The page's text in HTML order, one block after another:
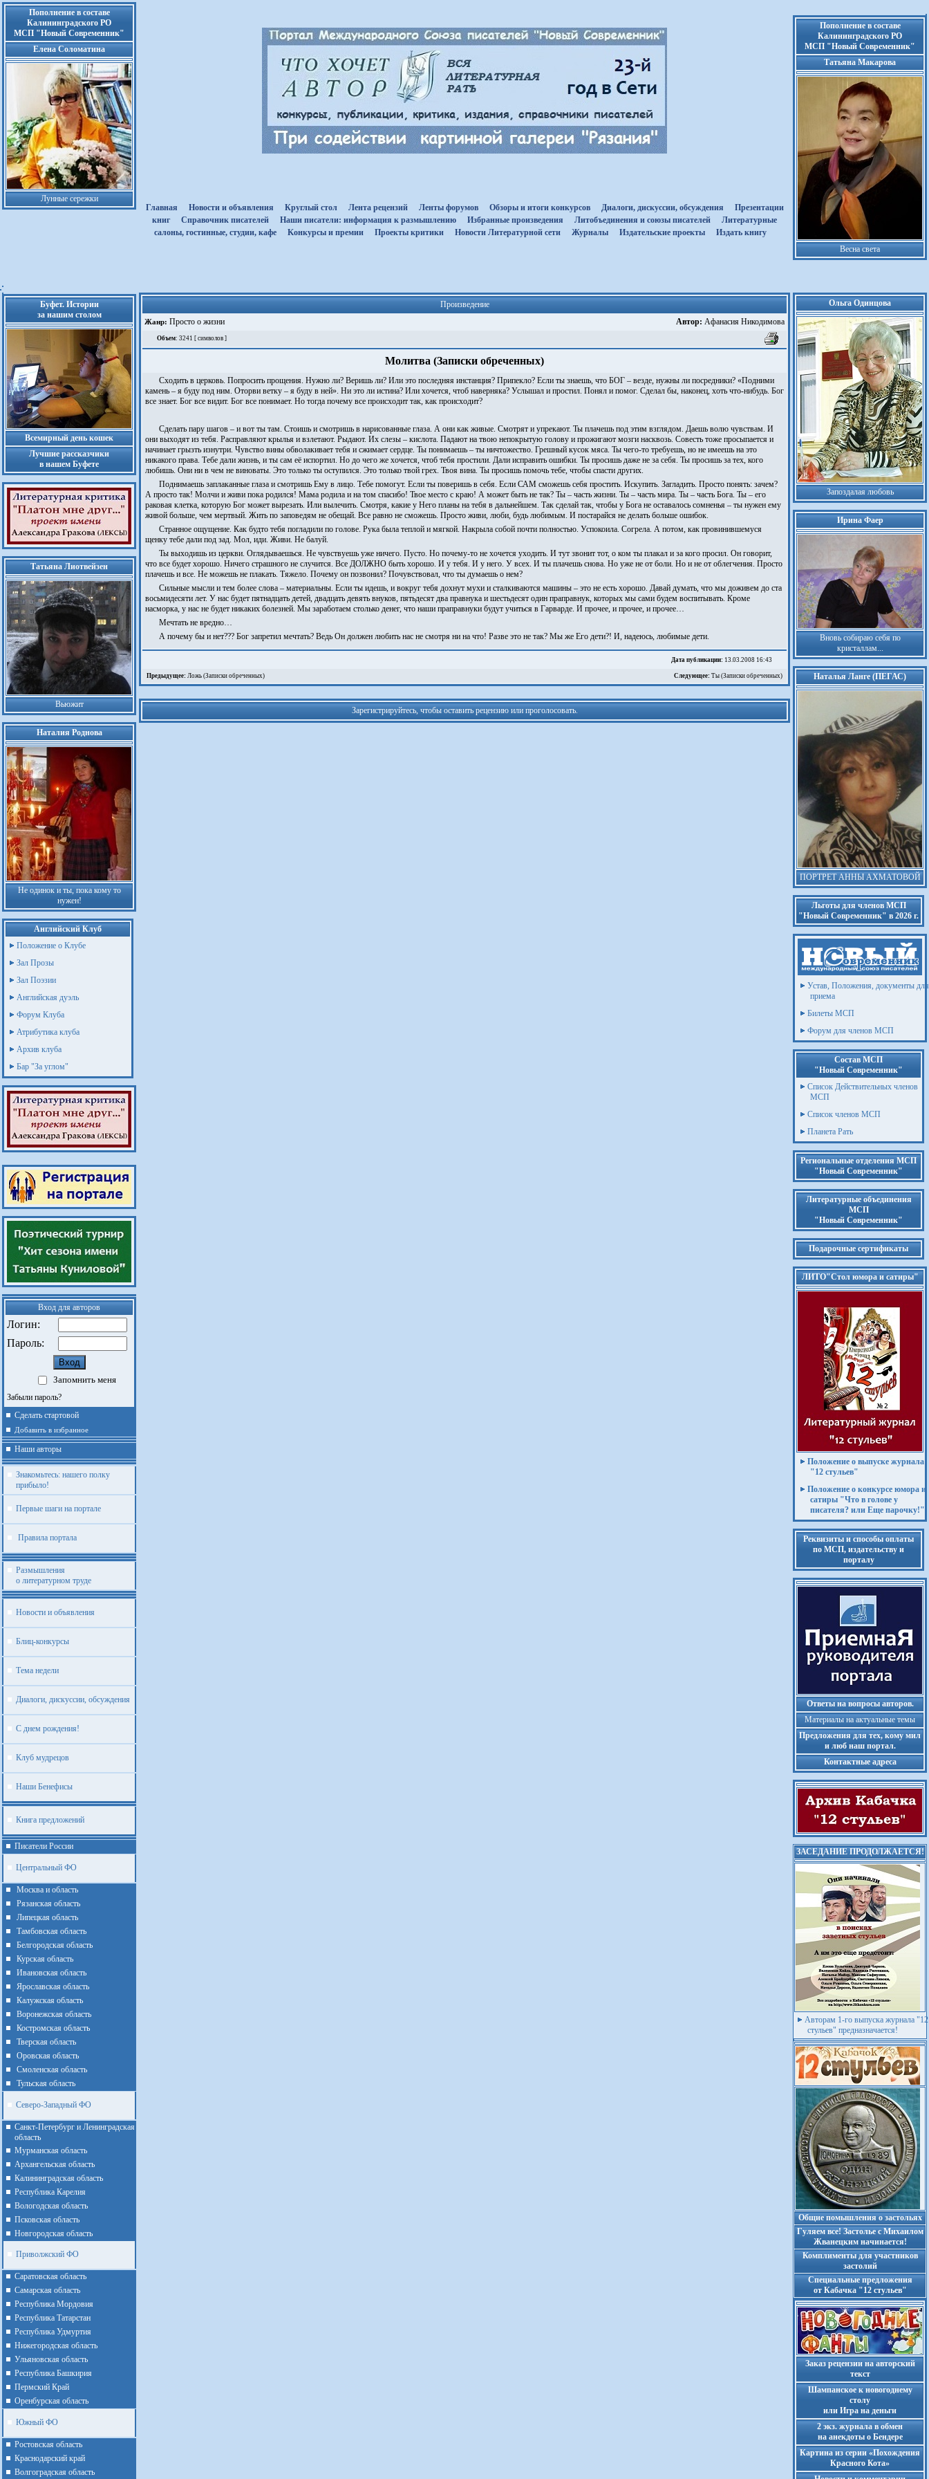
Пополнение в составе
Калининградского РО
МСП "Новый Современник"
Елена Соломатина
Лунные сережки
Главная
Новости и объявления Круглый стол Лента рецензий Ленты форумов Обзоры и итоги конкурсов Диалоги, дискуссии, обсуждения
Презентации
книг
Cправочник писателей Наши писатели: информация к размышлению Избранные произведения Литобъединения и союзы писателей
Литературные
салоны, гостинные, студии, кафе
Kонкурсы и премии Проекты критики Новости Литературной сети Журналы Издательские проекты Издать книгу
Пополнение в составе
Калининградского РО
МСП "Новый Современник"
Татьяна Макарова
Весна света
Буфет. Истории
за нашим столом
Всемирный день кошек
Лучшие рассказчики
в нашем Буфете
Татьяна Лиотвейзен
Вьюжит
Наталия Роднова
Не одинок и ты, пока кому то
нужен!
Английский Клуб
Положение о Клубе
Зал Прозы
Зал Поэзии
Английская дуэль
Форум Клуба
Атрибутика клуба
Архив клуба
Бар "За углом"
Вход для авторов
Логин:
Пароль:
Запомнить меня
Забыли пароль?
Сделать стартовой
Добавить в избранное
Наши авторы
Знакомьтесь: нашего полку
прибыло!
Первые шаги на портале
Правила портала
Размышления
о литературном труде
Новости и объявления
Блиц-конкурсы
Тема недели
Диалоги, дискуссии, обсуждения
С днем рождения!
Клуб мудрецов
Наши Бенефисы
Книга предложений
Писатели России
Центральный ФО
Москва и область
Рязанская область
Липецкая область
Тамбовская область
Белгородская область
Курская область
Ивановская область
Ярославская область
Калужская область
Воронежская область
Костромская область
Тверская область
Оровская область
Смоленская область
Тульская область
Северо-Западный ФО
Санкт-Петербург и Ленинградская
область
Мурманская область
Архангельская область
Калининградская область
Республика Карелия
Вологодская область
Псковская область
Новгородская область
Приволжский ФО
Cаратовская область
Cамарская область
Республика Мордовия
Республика Татарстан
Республика Удмуртия
Нижегородская область
Ульяновская область
Республика Башкирия
Пермский Край
Оренбурская область
Южный ФО
Ростовская область
Краснодарский край
Волгоградская область
Произведение
Жанр: Просто о жизни Автор: Афанасия Никодимова
Объем: 3241 [ символов ]
Молитва (Записки обреченных)
Сходить в церковь. Попросить прощения. Нужно ли? Веришь ли? Или это последняя инстанция? Припекло? Если ты знаешь, что БОГ – везде, нужны ли посредники? «Подними
камень – я буду под ним. Оторви ветку – я буду в ней». Ни это ли истина? Или хочется, чтоб наверняка? Услышал и простил. Понял и помог. Сделал бы, наконец, хоть что-нибудь. Бог
все знает. Бог все видит. Бог все понимает. Но тогда почему все происходит так, как происходит?
Сделать пару шагов – и вот ты там. Стоишь и смотришь в нарисованные глаза. А они как живые. Смотрят и упрекают. Ты плачешь под этим взглядом. Даешь волю чувствам. И
они выходят из тебя. Расправляют крылья и взлетают. Рыдают. Их слезы – кислота. Падают на твою непокрытую голову и прожигают мозги насквозь. Совесть тоже просыпается и
начинает грызть изнутри. Чувство вины обволакивает тебя и сжимает сердце. Ты понимаешь – ты ничтожество. Грешный кусок мяса. Ты чего-то требуешь, но не имеешь на это
никакого права. Тебе дали жизнь, и ты сам её испортил. Но до чего же хочется, чтоб тебя простили. Дали исправить ошибки. Ты просишь даже не за себя. Ты просишь за тех, кого
любишь. Они ни в чем не виноваты. Это только ты оступился. Это только твой грех. Твоя вина. Ты просишь помочь тебе, чтобы спасти других.
Поднимаешь заплаканные глаза и смотришь Ему в лицо. Тебе помогут. Если ты поверишь в себя. Если САМ сможешь себя простить. Искупить. Загладить. Просто понять: зачем?
А просто так! Молчи и живи пока родился! Мама родила и на том спасибо! Твое место с краю! А может быть не так? Ты – часть жизни. Ты – часть мира. Ты – часть Бога. Ты – его
раковая клетка, которую Бог может вырезать. Или вылечить. Смотря, какие у Него планы на тебя в дальнейшем. Так сделай так, чтобы у Бога не оставалось сомненья – ты нужен ему
живой больше, чем мертвый. Жить по заповедям не обещай. Все равно не сможешь. Просто живи, люби, будь любимым. И постарайся не делать больше ошибок.
Странное ощущение. Как будто тебя погладили по голове. Рука была теплой и мягкой. Накрыла собой почти полностью. Успокоила. Согрела. А потом, как провинившемуся
щенку тебе дали под зад. Мол, иди. Живи. Не балуй.
Ты выходишь из церкви. Оглядываешься. Не чувствуешь уже ничего. Пусто. Но почему-то не хочется уходить. И тут звонит тот, о ком ты плакал и за кого просил. Он говорит,
что все будет хорошо. Ничего страшного не случится. Все ДОЛЖНО быть хорошо. И у тебя. И у него. У всех. И ты плачешь снова. Но уже не от боли. Но и не от облегчения. Просто
плачешь и все. Не можешь не плакать. Тяжело. Почему он позвонил? Почувствовал, что ты думаешь о нем?
Сильные мысли и тем более слова – материальны. Если ты идешь, и вокруг тебя дохнут мухи и сталкиваются машины – это не есть хорошо. Давай думать, что мы доживем до ста
восьмидесяти лет. У нас будет пятнадцать детей, двадцать девять внуков, пятьдесят два правнука и шестьдесят один праправнук, которых мы сами будем воспитывать. Кроме
насморка, у нас не будет никаких болезней. Мы заработаем столько денег, что наши праправнуки будут учиться в Гарварде. И прочее, и прочее, и прочее…
Мечтать не вредно…
А почему бы и нет??? Бог запретил мечтать? Ведь Он должен любить нас не смотря ни на что! Разве это не так? Мы же Его дети?! И, надеюсь, любимые дети.
Дата публикации: 13.03.2008 16:43
Предыдущее: Ложь (Записки обреченных) Следующее: Ты (Записки обреченных)
Зарегистрируйтесь, чтобы оставить рецензию или проголосовать.
Ольга Одинцова
Запоздалая любовь
Ирина Фаер
Вновь собираю себя по
кристаллам...
Наталья Ланге (ПЕГАС)
ПОРТРЕТ АННЫ АХМАТОВОЙ
Льготы для членов МСП
"Новый Современник" в 2026 г.
Устав, Положения, документы для
приема
Билеты МСП
Форум для членов МСП
Состав МСП
"Новый Современник"
Список Действительных членов
МСП
Список членов МСП
Планета Рать
Региональные отделения МСП
"Новый Современник"
Литературные объединения
МСП
"Новый Современник"
Подарочные сертификаты
ЛИТО"Стол юмора и сатиры"
Положение о выпуске журнала
"12 стульев"
Положение о конкурсе юмора и
сатиры "Что в голове у
писателя? или Еще парочку!"
Реквизиты и способы оплаты
по МСП, издательству и
порталу
Ответы на вопросы авторов.
Материалы на актуальные темы
Предложения для тех, кому мил
и люб наш портал.
Контактные адреса
ЗАСЕДАНИЕ ПРОДОЛЖАЕТСЯ!
Авторам 1-го выпуска журнала "12
стульев" предназначается!
Общие помышления о застольях
Гуляем все! Застолье с Михаилом
Жванецким начинается!
Комплименты для участников
застолий
Cпециальные предложения
от Кабачка "12 стульев"
Заказ рецензии на авторский
текст
Шампанское к новогоднему
столу
или Игра на деньги
2 экз. журнала в обмен
на анекдоты о Бендере
Картина из серии «Похождения
Красного Кота»